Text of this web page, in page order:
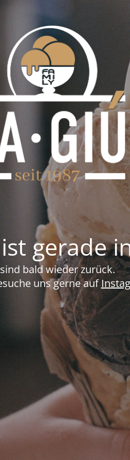
gerade
bald wieder zurück.
uns gerne auf